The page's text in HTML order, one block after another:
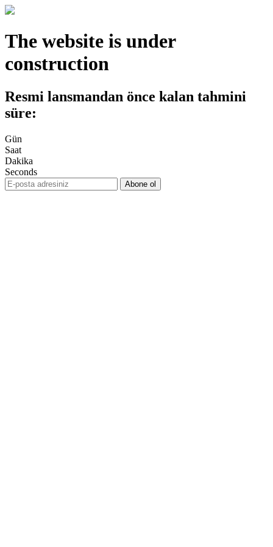
The website is under
construction
Resmi lansmandan önce kalan tahmini
süre:
Gün
Saat
Dakika
Seconds